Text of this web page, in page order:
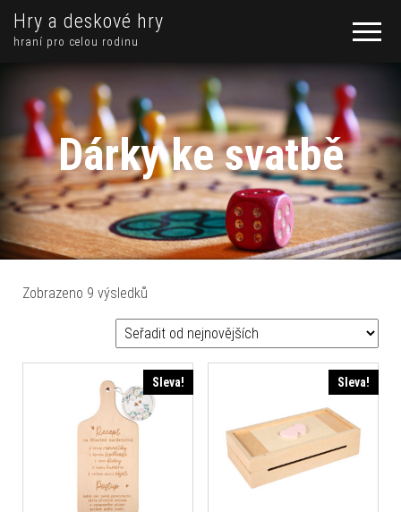
Hry a deskové hry
hraní pro celou rodinu
Dárky ke svatbě
Zobrazeno 9 výsledků
Sleva! Sleva!